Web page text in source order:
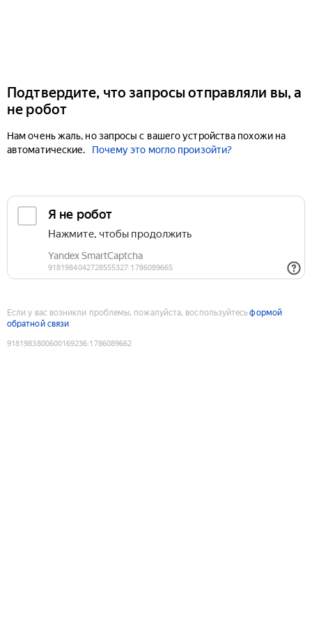
Подтвердите, что запросы отправляли вы, а
не робот
Нам очень жаль, но запросы с вашего устройства похожи на
автоматические.
Почему это могло произойти?
Если у вас возникли проблемы, пожалуйста, воспользуйтесьформой
обратной связи
9181983800600169236:1786089662